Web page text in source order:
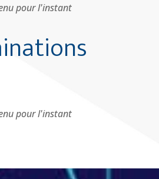
pour l'instant
pour l'instant